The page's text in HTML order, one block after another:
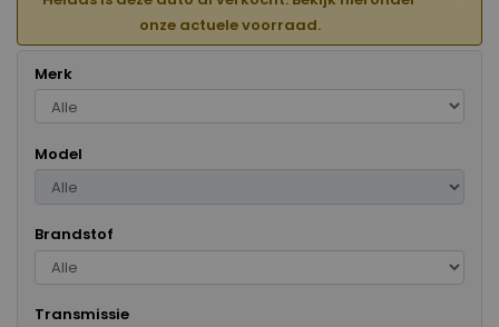
onze actuele voorraad.
Merk
Model
Brandstof
Transmissie